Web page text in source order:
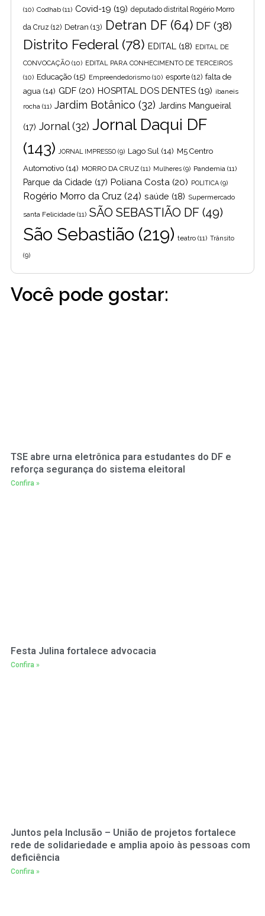
(10) Codhab (11) Covid-19 (19) deputado distrital Rogério Morro
da Cruz (12) Detran (13) Detran DF(64) DF (38)
Distrito Federal(78) EDITAL (18) EDITAL DE
CONVOCAÇÃO (10) EDITAL PARA CONHECIMENTO DE TERCEIROS
(10) Educação (15) Empreendedorismo (10) esporte (12) falta de
agua (14) GDF (20) HOSPITAL DOS DENTES (19) ibaneis
rocha (11) Jardim Botânico (32) Jardins Mangueiral
(17) Jornal(32) Jornal Daqui DF
(143) JORNAL IMPRESSO (9) Lago Sul (14) M5 Centro
Automotivo (14) MORRO DA CRUZ (11) Mulheres (9) Pandemia (11)
Parque da Cidade (17) Poliana Costa (20) POLITICA (9)
Rogério Morro da Cruz (24) saúde (18) Supermercado
santa Felicidade (11) SÃO SEBASTIÃO DF (49)
São Sebastião (219) teatro (11) Trânsito
(9)
Você pode gostar:
TSE abre urna eletrônica para estudantes do DF e
reforça segurança do sistema eleitoral
Confira »
Festa Julina fortalece advocacia
Confira »
Juntos pela Inclusão – União de projetos fortalece
rede de solidariedade e amplia apoio às pessoas com
deficiência
Confira »